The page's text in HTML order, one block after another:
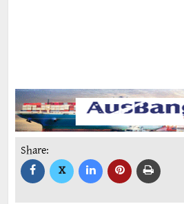
Share:
X